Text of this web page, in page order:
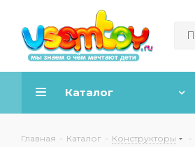
Каталог
Главная - Каталог - Конструкторы -